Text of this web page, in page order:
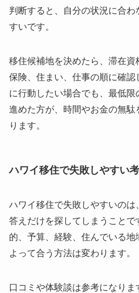
判断すると、自分の状況に合わ
すいです。
移住候補地を決めたら、滞在資
保険、住まい、仕事の順に確認
に行動したい場合でも、最低限
進めた方が、時間やお金の無駄
ります。
ハワイ移住で失敗しやすい
ハワイ移住で失敗しやすいのは
答えだけを探してしまうことで
的、予算、経験、住んでいる地
よって合う方法は変わります。
口コミや体験談は参考になりま